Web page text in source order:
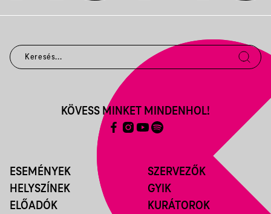
ESEMÉNYEK
HELYSZÍNEK
ELŐADÓK
SZERVEZŐK
GYIK
KURÁTOROK
KÖVESS MINKET MINDENHOL!